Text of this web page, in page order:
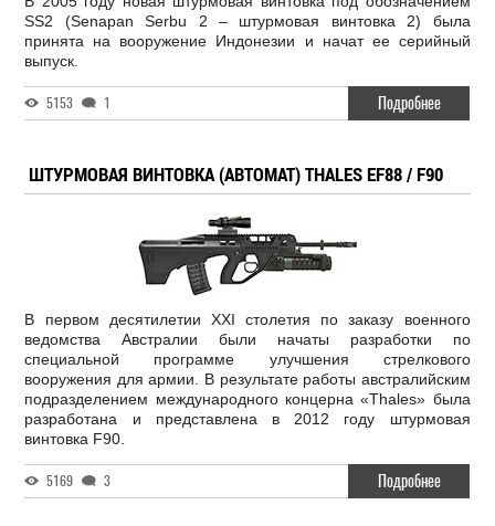
SS2 (Senapan Serbu 2 – штурмовая винтовка 2) была
принята на вооружение Индонезии и начат ее серийный
выпуск.
5153 1 Подробнее
ШТУРМОВАЯ ВИНТОВКА (АВТОМАТ) THALES EF88 / F90
В первом десятилетии XXI столетия по заказу военного
ведомства Австралии были начаты разработки по
специальной программе улучшения стрелкового
вооружения для армии. В результате работы австралийским
подразделением международного концерна «Thales» была
разработана и представлена в 2012 году штурмовая
винтовка F90.
5169 3 Подробнее